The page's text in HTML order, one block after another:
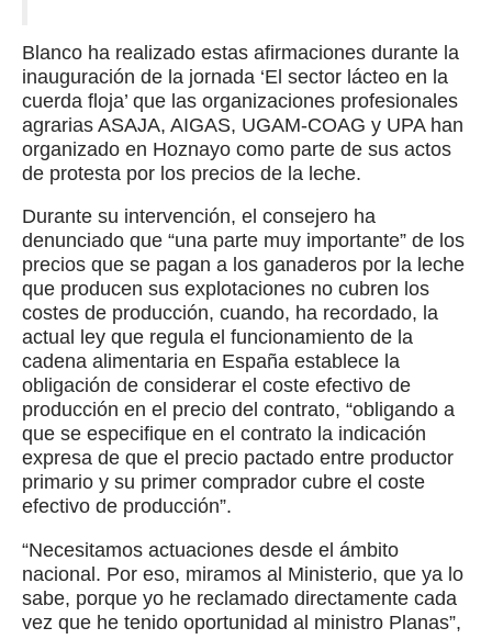
Blanco ha realizado estas afirmaciones durante la
inauguración de la jornada ‘El sector lácteo en la
cuerda floja’ que las organizaciones profesionales
agrarias ASAJA, AIGAS, UGAM-COAG y UPA han
organizado en Hoznayo como parte de sus actos
de protesta por los precios de la leche.
Durante su intervención, el consejero ha
denunciado que “una parte muy importante” de los
precios que se pagan a los ganaderos por la leche
que producen sus explotaciones no cubren los
costes de producción, cuando, ha recordado, la
actual ley que regula el funcionamiento de la
cadena alimentaria en España establece la
obligación de considerar el coste efectivo de
producción en el precio del contrato, “obligando a
que se especifique en el contrato la indicación
expresa de que el precio pactado entre productor
primario y su primer comprador cubre el coste
efectivo de producción”.
“Necesitamos actuaciones desde el ámbito
nacional. Por eso, miramos al Ministerio, que ya lo
sabe, porque yo he reclamado directamente cada
vez que he tenido oportunidad al ministro Planas”,